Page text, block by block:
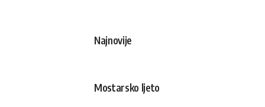
Najnovije
Mostarsko ljeto